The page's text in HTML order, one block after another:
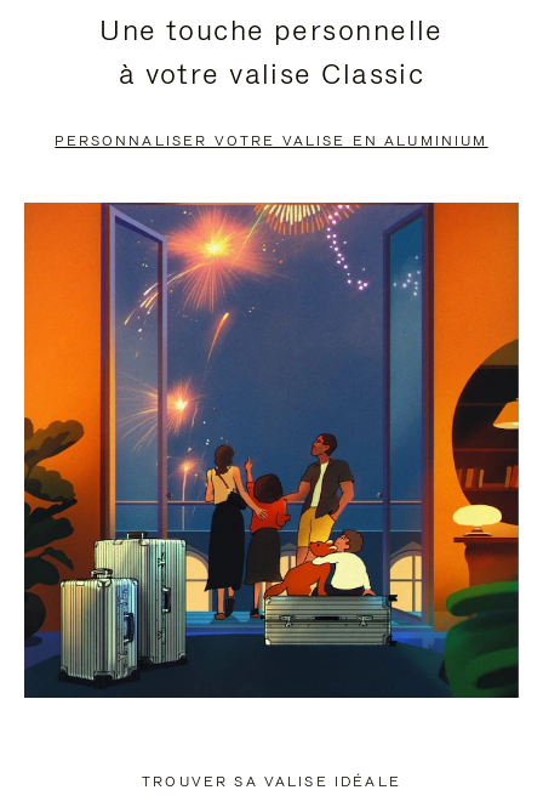
EN
PAUSE,
APPUYEZ
POUR
METTRE
EN
PAUSE
VIDÉO
EST
DÉSACTIVÉ.
CLIQUER
POUR
RÉACTIVER
LE
SON
Une touche personnelle
à votre valise Classic
PERSONNALISER VOTRE VALISE EN ALUMINIUM
TROUVER SA VALISE IDÉALE